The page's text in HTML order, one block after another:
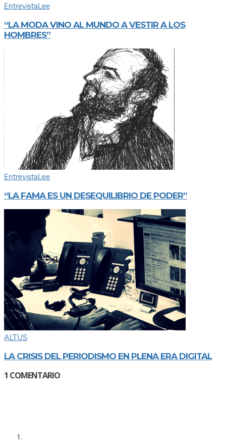
EntrevistaLee
“LA MODA VINO AL MUNDO A VESTIR A LOS
HOMBRES”
EntrevistaLee
“LA FAMA ES UN DESEQUILIBRIO DE PODER”
ALTUS
LA CRISIS DEL PERIODISMO EN PLENA ERA DIGITAL
1 COMENTARIO